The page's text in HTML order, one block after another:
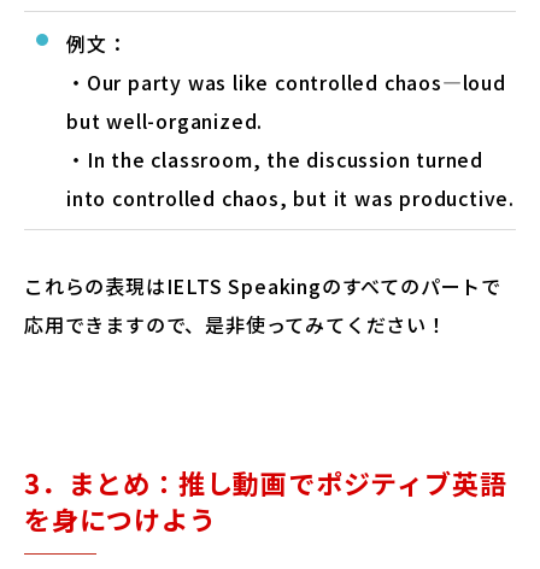
例文：
・Our party was like controlled chaos—loud
but well-organized.
・In the classroom, the discussion turned
into controlled chaos, but it was productive.
これらの表現はIELTS Speakingのすべてのパートで
応用できますので、是非使ってみてください！
3．まとめ：推し動画でポジティブ英語
を身につけよう